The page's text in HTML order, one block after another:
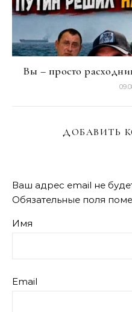
Вы – просто
ДОБАВИТЬ
Ваш адрес email не
Обязательные поля
Имя
Email